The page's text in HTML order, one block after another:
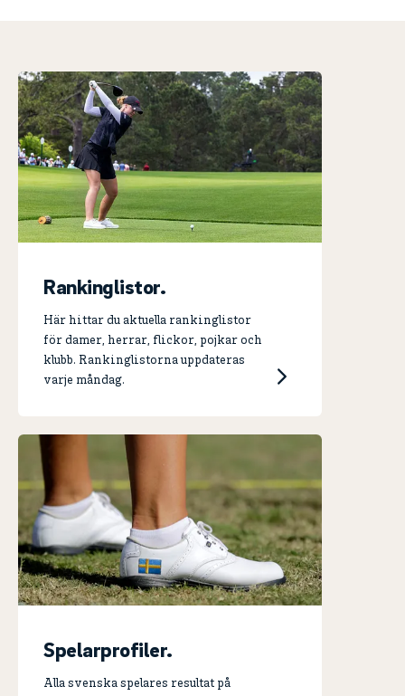
Rankinglistor.
Här hittar du aktuella rankinglistor
för damer, herrar, flickor, pojkar och
klubb. Rankinglistorna uppdateras
varje måndag.
Spelarprofiler.
Alla svenska spelares resultat på